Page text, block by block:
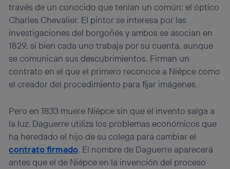
través de un conocido que tenían un común: el óptico
Charles Chevalier. El pintor se interesa por las
investigaciones del borgoñés y ambos se asocian en
1829, si bien cada uno trabaja por su cuenta, aunque
se comunican sus descubrimientos. Firman un
contrato en el que el primero reconoce a Niépce como
el creador del procedimiento para fijar imágenes.
Pero en 1833 muere Niépce sin que el invento salga a
la luz. Daguerre utiliza los problemas económicos que
ha heredado el hijo de su colega para cambiar el
contrato firmado. El nombre de Daguerre aparecerá
antes que el de Niépce en la invención del proceso